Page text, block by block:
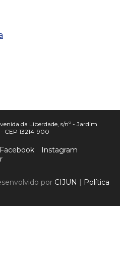
da Liberdade, s/nº - Jardim
CEP 13214-900
Facebook
Instagram
por CIJUN | Política